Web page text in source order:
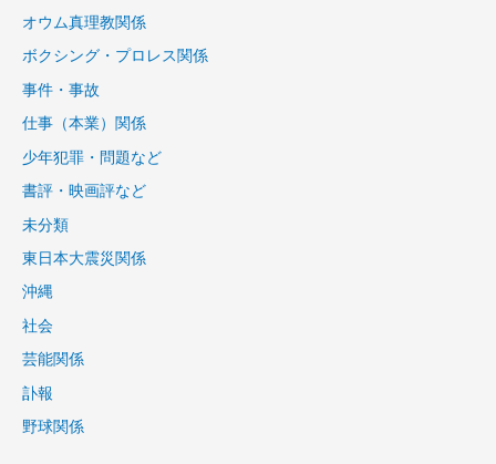
オウム真理教関係
ボクシング・プロレス関係
事件・事故
仕事（本業）関係
少年犯罪・問題など
書評・映画評など
未分類
東日本大震災関係
沖縄
社会
芸能関係
訃報
野球関係